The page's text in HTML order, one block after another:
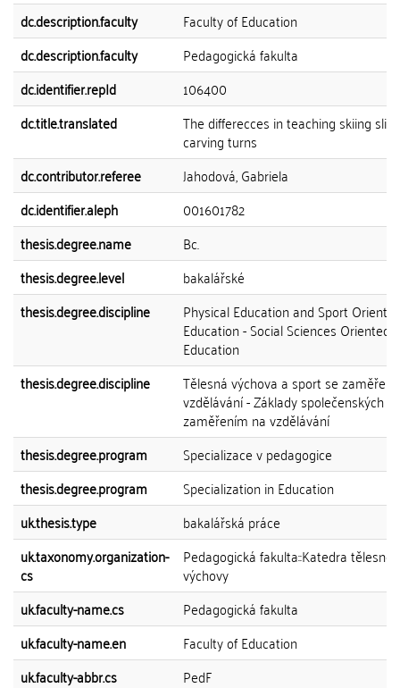
dc.description.faculty
Faculty of Education
dc.description.faculty
Pedagogická fakulta
dc.identifier.repId
106400
dc.title.translated
The differecces in teaching skiing
carving turns
dc.contributor.referee
Jahodová, Gabriela
dc.identifier.aleph
001601782
thesis.degree.name
Bc.
thesis.degree.level
bakalářské
thesis.degree.discipline
Physical Education and Sport
Education - Social Sciences Oriented
Education
thesis.degree.discipline
Tělesná výchova a sport se
vzdělávání - Základy společenských
zaměřením na vzdělávání
thesis.degree.program
Specializace v pedagogice
thesis.degree.program
Specialization in Education
uk.thesis.type
bakalářská práce
uk.taxonomy.organization-
cs
Pedagogická fakulta::Katedra tělesné
výchovy
uk.faculty-name.cs
Pedagogická fakulta
uk.faculty-name.en
Faculty of Education
uk.faculty-abbr.cs
PedF